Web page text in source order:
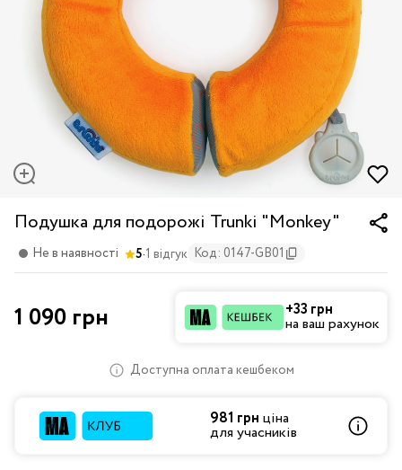
Подушка для подорожі Trunki "Monkey"
Не в наявності 5·1 відгук Код: 0147-GB01
1 090 грн +33 грн
на ваш рахунок
Доступна оплата кешбеком
981 грн ціна
для учасників